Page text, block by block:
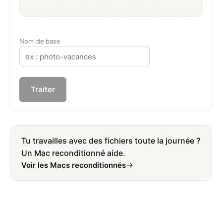
Nom de base
Traiter
Tu travailles avec des fichiers toute la journée ?
Un Mac reconditionné aide.
Voir les Macs reconditionnés